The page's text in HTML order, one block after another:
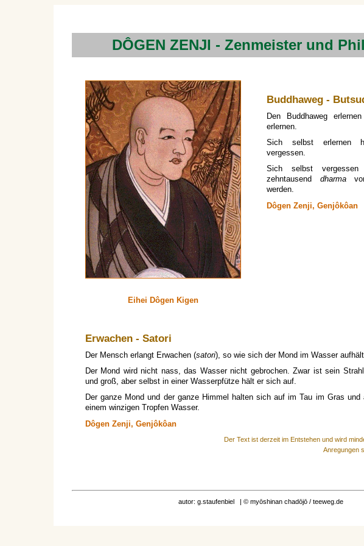
DÔGEN ZENJI - Zenmeister und
Buddhaweg -
Den Buddhaweg
erlernen.
Sich selbst erlernen
vergessen.
Sich selbst
zehntausend dharma
werden.
Dôgen Zenji, Genjôkôan
Eihei Dôgen Kigen
Erwachen - Satori
Der Mensch erlangt Erwachen (satori), so wie sich der Mond im Wasser aufhält.
Der Mond wird nicht nass, das Wasser nicht gebrochen. Zwar ist sein
und groß, aber selbst in einer Wasserpfütze hält er sich auf.
Der ganze Mond und der ganze Himmel halten sich auf im Tau im Gras und
einem winzigen Tropfen Wasser.
Dôgen Zenji, Genjôkôan
Der Text ist derzeit im Entstehen und wird
Anregungen
autor: g.staufenbiel | © myōshinan chadōjō / teeweg.de